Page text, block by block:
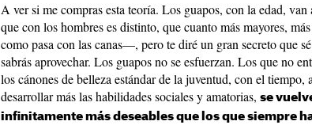
A ver si me compras esta teoría. Los guapos, con la edad, van
que con los hombres es distinto, que cuanto más mayores,
como pasa con las canas—, pero te diré un gran secreto que
sabrás aprovechar. Los guapos no se esfuerzan. Los que no
los cánones de belleza estándar de la juventud, con el tiempo,
desarrollar más las habilidades sociales y amatorias, se
infinitamente más deseables que los que siempre